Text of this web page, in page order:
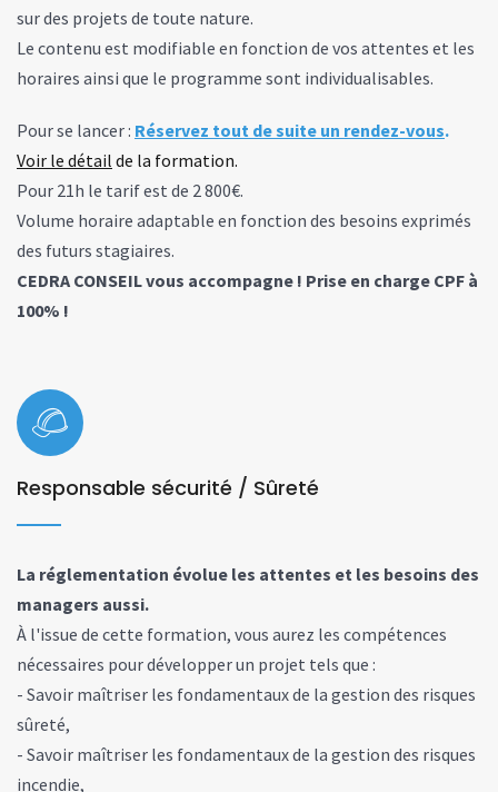
sur des projets de toute nature.
Le contenu est modifiable en fonction de vos attentes et les
horaires ainsi que le programme sont individualisables.
Pour se lancer : Réservez tout de suite un rendez-vous.
Voir le détail de la formation.
Pour 21h le tarif est de 2 800€.
Volume horaire adaptable en fonction des besoins exprimés
des futurs stagiaires.
CEDRA CONSEIL vous accompagne ! Prise en charge CPF à
100% !
Responsable sécurité / Sûreté
La réglementation évolue les attentes et les besoins des
managers aussi.
À l'issue de cette formation, vous aurez les compétences
nécessaires pour développer un projet tels que :
- Savoir maîtriser les fondamentaux de la gestion des risques
sûreté,
- Savoir maîtriser les fondamentaux de la gestion des risques
incendie,